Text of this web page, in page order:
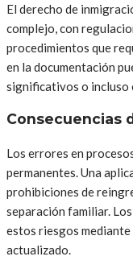
El derecho de
complejo, con
procedimientos que
en la documentación
significativos o incluso
Consecuencias
Los errores en
permanentes. Una
prohibiciones de
separación familiar.
estos riesgos
actualizado.